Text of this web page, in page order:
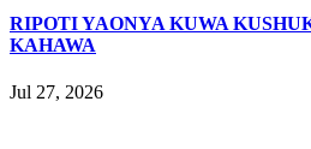
RIPOTI YAONYA KUWA
KAHAWA
Jul 27, 2026